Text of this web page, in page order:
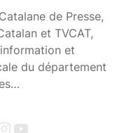
de Presse,
et TVCAT,
et
du département
YouTube